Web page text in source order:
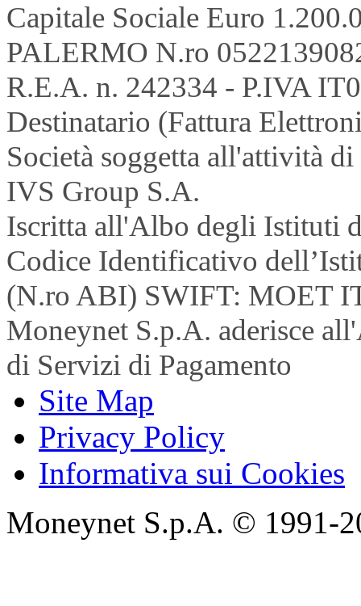
Capitale Sociale Euro
PALERMO N.ro
R.E.A. n. 242334 - P.IVA
Destinatario (Fattura
Società soggetta all'attività
IVS Group S.A.
Iscritta all'Albo degli Istituti
Codice Identificativo
(N.ro ABI) SWIFT: MOET
Moneynet S.p.A. aderisce
di Servizi di Pagamento
Site Map
Privacy Policy
Informativa sui Cookies
Moneynet S.p.A. © 1991-